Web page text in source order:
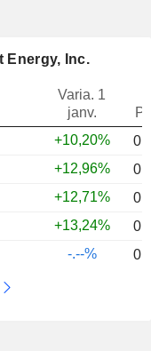
Energy, Inc.
Varia. 1
janv.
+10,20%
+12,96%
+12,71%
+13,24%
-.--%